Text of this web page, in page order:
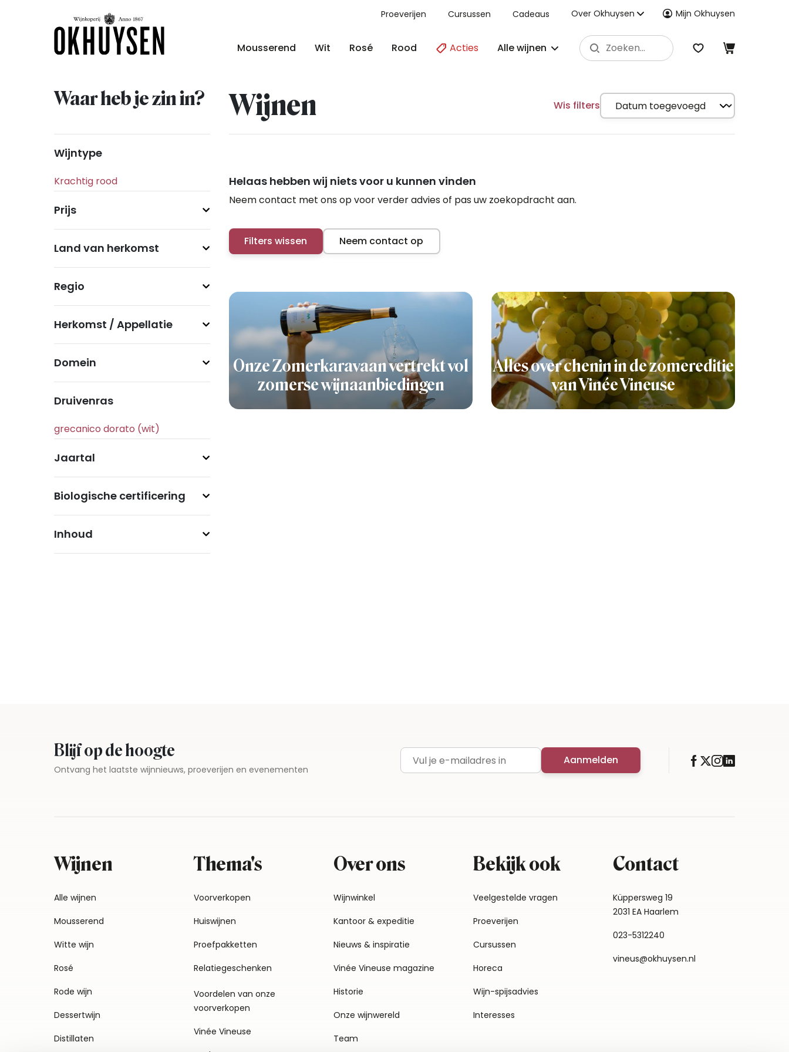
Proeverijen Cursussen Cadeaus Over Okhuysen Mijn Okhuysen
Mousserend Wit Rosé Rood Acties Alle wijnen
Waar heb je zin in? Wijnen Wis filters
Wijntype
Prijs
Land van herkomst
Regio
Herkomst / Appellatie
Domein
Druivenras
Jaartal
Biologische certificering
Inhoud
Helaas hebben wij niets voor u kunnen vinden
Neem contact met ons op voor verder advies of pas uw zoekopdracht aan.
Filters wissen Neem contact op
Onze Zomerkaravaan vertrekt vol
zomerse wijnaanbiedingen
Alles over chenin in de zomereditie
van Vinée Vineuse
Blijf op de hoogte
Ontvang het laatste wijnnieuws, proeverijen en evenementen E-mailadres Aanmelden
Wijnen
Alle wijnen
Mousserend
Witte wijn
Rosé
Rode wijn
Dessertwijn
Distillaten
Thema's
Voorverkopen
Huiswijnen
Proefpakketten
Relatiegeschenken
Voordelen van onze
voorverkopen
Vinée Vineuse
Over ons
Wijnwinkel
Kantoor & expeditie
Nieuws & inspiratie
Vinée Vineuse magazine
Historie
Onze wijnwereld
Team
Bekijk ook
Veelgestelde vragen
Proeverijen
Cursussen
Horeca
Wijn-spijsadvies
Interesses
Contact
Küppersweg 19
2031 EA Haarlem
023-5312240
vineus@okhuysen.nl